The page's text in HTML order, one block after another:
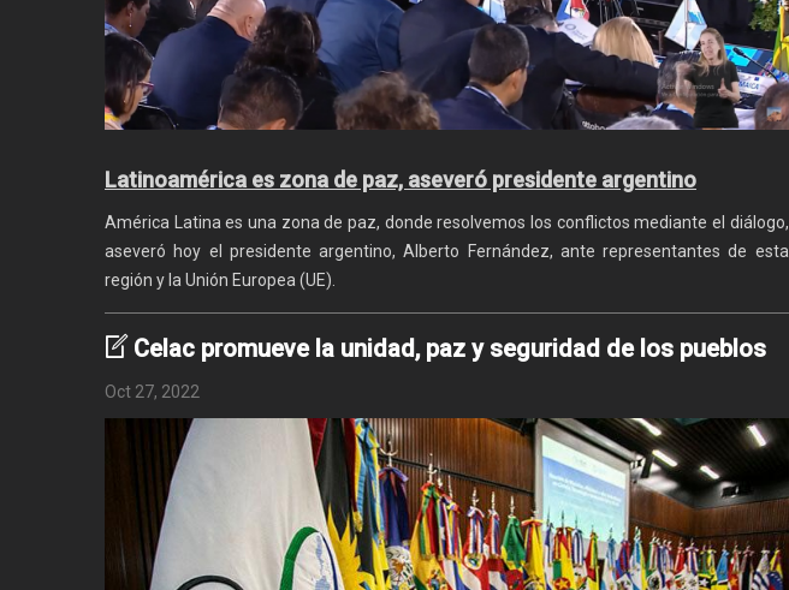
Latinoamérica es zona de paz, aseveró presidente argentino
América Latina es una zona de paz, donde resolvemos los conflictos mediante el diálogo,
aseveró hoy el presidente argentino, Alberto Fernández, ante representantes de esta
región y la Unión Europea (UE).
Celac promueve la unidad, paz y seguridad de los pueblos
Oct 27, 2022